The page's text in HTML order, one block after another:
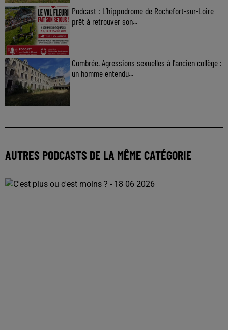
Podcast : L’hippodrome de Rochefort-sur-Loire
prêt à retrouver son...
Combrée. Agressions sexuelles à l'ancien collège :
un homme entendu...
AUTRES PODCASTS DE LA MÊME CATÉGORIE